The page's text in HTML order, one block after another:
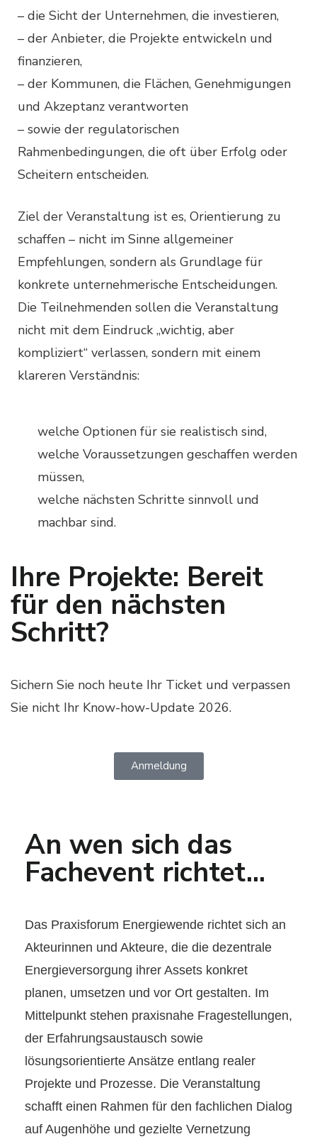
– die Sicht der Unternehmen, die investieren,
– der Anbieter, die Projekte entwickeln und
finanzieren,
– der Kommunen, die Flächen, Genehmigungen
und Akzeptanz verantworten
– sowie der regulatorischen
Rahmenbedingungen, die oft über Erfolg oder
Scheitern entscheiden.
Ziel der Veranstaltung ist es, Orientierung zu
schaffen – nicht im Sinne allgemeiner
Empfehlungen, sondern als Grundlage für
konkrete unternehmerische Entscheidungen.
Die Teilnehmenden sollen die Veranstaltung
nicht mit dem Eindruck „wichtig, aber
kompliziert“ verlassen, sondern mit einem
klareren Verständnis:
welche Optionen für sie realistisch sind,
welche Voraussetzungen geschaffen werden
müssen,
welche nächsten Schritte sinnvoll und
machbar sind.
Ihre Projekte: Bereit
für den nächsten
Schritt?
Sichern Sie noch heute Ihr Ticket und verpassen
Sie nicht Ihr Know-how-Update 2026.
Anmeldung
An wen sich das
Fachevent richtet...
Das Praxisforum Energiewende richtet sich an
Akteurinnen und Akteure, die die dezentrale
Energieversorgung ihrer Assets konkret
planen, umsetzen und vor Ort gestalten. Im
Mittelpunkt stehen praxisnahe Fragestellungen,
der Erfahrungsaustausch sowie
lösungsorientierte Ansätze entlang realer
Projekte und Prozesse. Die Veranstaltung
schafft einen Rahmen für den fachlichen Dialog
auf Augenhöhe und gezielte Vernetzung